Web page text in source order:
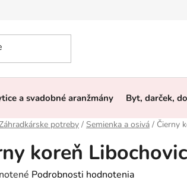
Obchodné
a svadobné aranžmány Byt, darček,
potreby / Semienka a osivá / Čierny
koreň
Podrobnosti hodnotenia